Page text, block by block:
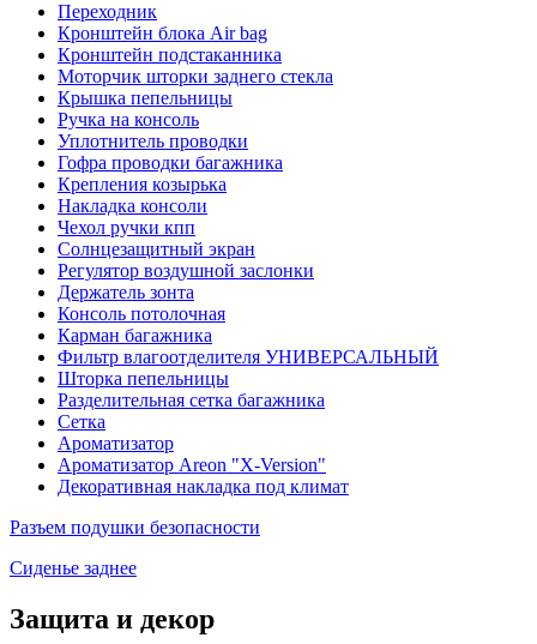
Переходник
Кронштейн блока Air bag
Кронштейн подстаканника
Моторчик шторки заднего стекла
Крышка пепельницы
Ручка на консоль
Уплотнитель проводки
Гофра проводки багажника
Крепления козырька
Накладка консоли
Чехол ручки кпп
Солнцезащитный экран
Регулятор воздушной заслонки
Держатель зонта
Консоль потолочная
Карман багажника
Фильтр влагоотделителя УНИВЕРСАЛЬНЫЙ
Шторка пепельницы
Разделительная сетка багажника
Сетка
Ароматизатор
Ароматизатор Areon "X-Version"
Декоративная накладка под климат
Разъем подушки безопасности
Сиденье заднее
Защита и декор